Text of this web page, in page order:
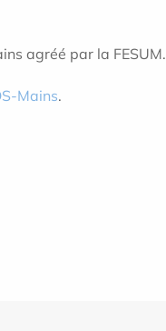
agréé par la FESUM.
Mains.